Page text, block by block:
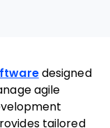
designed
agile
tailored